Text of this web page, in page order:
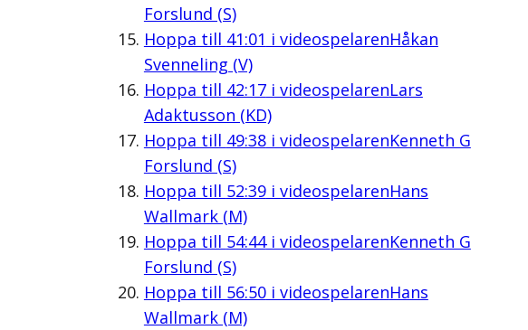
Forslund (S)
Hoppa till 41:01 i videospelarenHåkan
Svenneling (V)
Hoppa till 42:17i videospelarenLars
Adaktusson (KD)
Hoppa till 49:38i videospelarenKenneth G
Forslund (S)
Hoppa till 52:39i videospelarenHans
Wallmark (M)
Hoppa till 54:44i videospelarenKenneth G
Forslund (S)
Hoppa till 56:50i videospelarenHans
Wallmark (M)